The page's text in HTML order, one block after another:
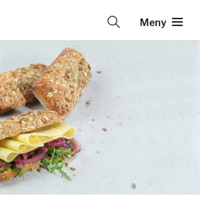
Meny